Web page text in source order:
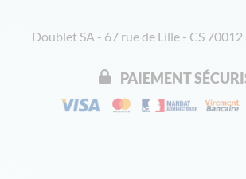
Doublet SA - 67 rue de Lille - CS
PAIEMENT